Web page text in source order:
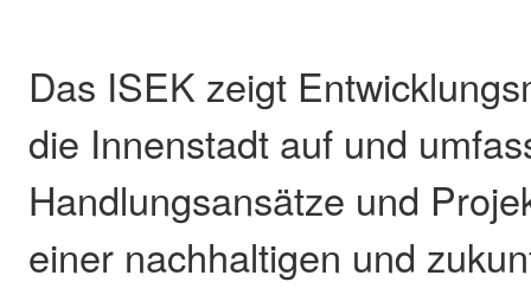
Das ISEK zeigt
die Innenstadt auf und
Handlungsansätze und
einer nachhaltigen und